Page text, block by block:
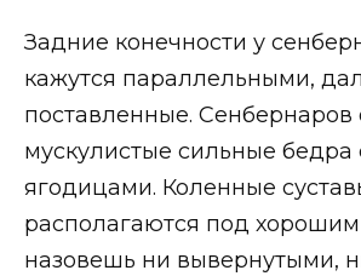
Задние конечности у
кажутся параллельными,
поставленные. Сенбернаров
мускулистые сильные
ягодицами. Коленные
располагаются под хорошим
назовешь ни вывернутыми,